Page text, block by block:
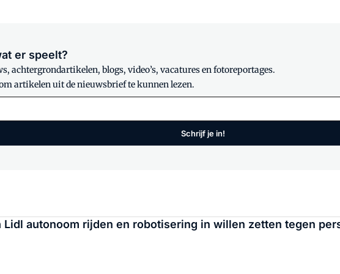
er speelt?
achtergrondartikelen, blogs, video’s, vacatures en fotoreportages.
artikelen uit de nieuwsbrief te kunnen lezen.
Schrijf je in!
Lidl autonoom rijden en robotisering in willen zetten tegen